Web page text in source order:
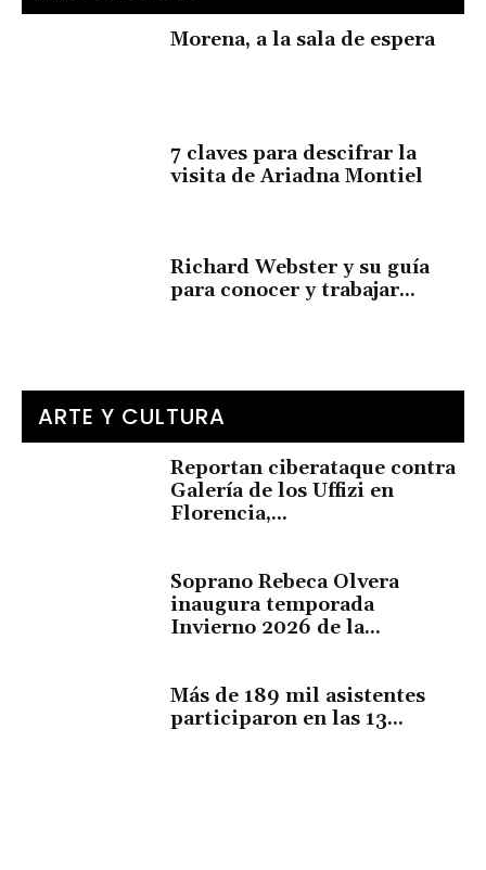
Morena, a la sala de espera
7 claves para descifrar la
visita de Ariadna Montiel
Richard Webster y su guía
para conocer y trabajar...
ARTE Y CULTURA
Reportan ciberataque contra
Galería de los Uffizi en
Florencia,...
Soprano Rebeca Olvera
inaugura temporada
Invierno 2026 de la...
Más de 189 mil asistentes
participaron en las 13...